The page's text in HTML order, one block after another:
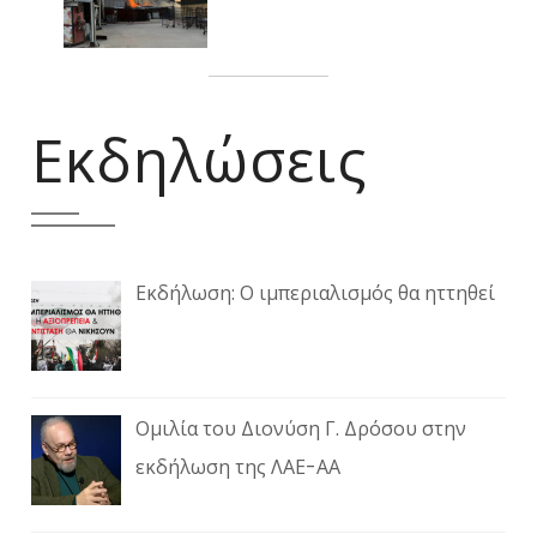
Εκδηλώσεις
Εκδήλωση: Ο ιμπεριαλισμός θα ηττηθεί
Ομιλία του Διονύση Γ. Δρόσου στην
εκδήλωση της ΛΑΕ-ΑΑ